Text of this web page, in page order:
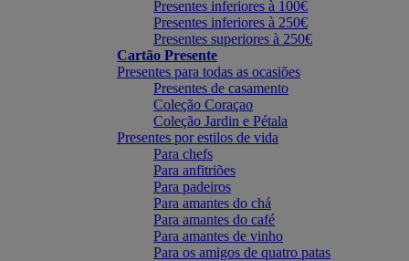
Presentes inferiores à 100€
Presentes inferiores à 250€
Presentes superiores à 250€
Cartão Presente
Presentes para todas as ocasiões
Presentes de casamento
Coleção Coraçao
Coleção Jardin e Pétala
Presentes por estilos de vida
Para chefs
Para anfitriões
Para padeiros
Para amantes do chá
Para amantes do café
Para amantes de vinho
Para os amigos de quatro patas